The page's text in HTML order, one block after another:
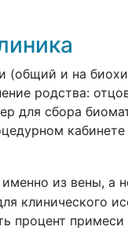
(общий и на
родства:
для сбора
кабинете
из вены, а
клинического
процент примеси